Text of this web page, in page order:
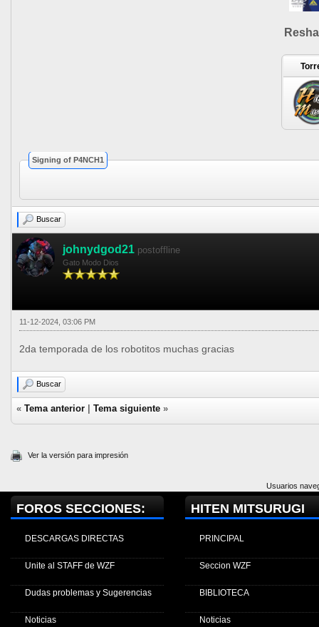
Signing of P4NCH1
Buscar
johnydgod21 postoffline
Gato Modo Dios
11-12-2024, 03:06 PM
2da temporada de los robotitos muchas gracias
Buscar
« Tema anterior Tema siguiente »
Ver la versión para impresión
Usuarios
FOROS SECCIONES:
DESCARGAS DIRECTAS
Unite al STAFF de WZF
Dudas problemas y Sugerencias
Noticias
HITEN MITSURUGI
PRINCIPAL
Seccion WZF
BIBLIOTECA
Noticias